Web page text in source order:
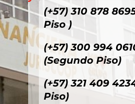
(+57) 310 878
Piso )
(+57) 300 994
(Segundo Piso)
(+57) 321 409
Piso)